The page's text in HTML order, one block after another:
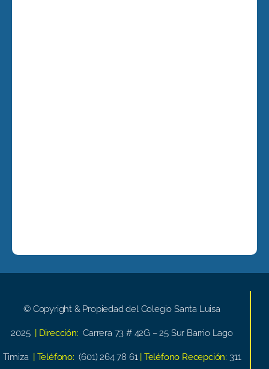
© Copyright & Propiedad del Colegio Santa Luisa
2025 | Dirección: Carrera 73 # 42G – 25 Sur Barrio Lago
Timiza | Teléfono: (601) 264 78 61 | Teléfono Recepción: 311